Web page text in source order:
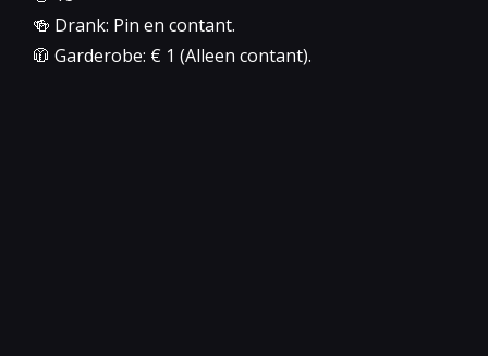
🍻 Drank: Pin en contant.
🧥 Garderobe: € 1 (Alleen contant).